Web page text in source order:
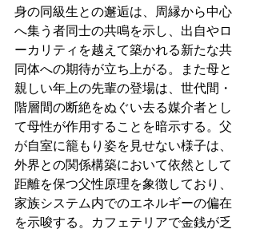
身の同級生との邂逅は、周縁から中心
へ集う者同士の共鳴を示し、出自やロ
ーカリティを越えて築かれる新たな共
同体への期待が立ち上がる。また母と
親しい年上の先輩の登場は、世代間・
階層間の断絶をぬぐい去る媒介者とし
て母性が作用することを暗示する。父
が自室に籠もり姿を見せない様子は、
外界との関係構築において依然として
距離を保つ父性原理を象徴しており、
家族システム内でのエネルギーの偏在
を示唆する。カフェテリアで金銭が乏